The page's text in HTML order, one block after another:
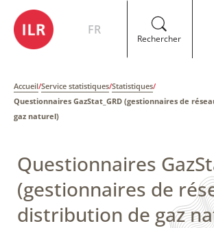
FR
Rechercher
Accueil/Service statistiques/Statistiques/
Questionnaires GazStat_GRD (gestionnaires de
gaz naturel)
Questionnaires
(gestionnaires de
distribution de gaz